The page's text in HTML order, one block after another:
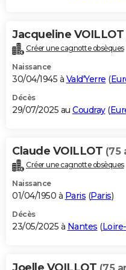
Jacqueline VOILLOT
Créer une cagnotte obsèques
Naissance
30/04/1945 à Vald'Yerre (
Décès
29/07/2025 au Coudray(
Claude VOILLOT (75
Créer une cagnotte obsèques
Naissance
01/04/1950 à Paris (Paris)
Décès
23/05/2025 à Nantes (